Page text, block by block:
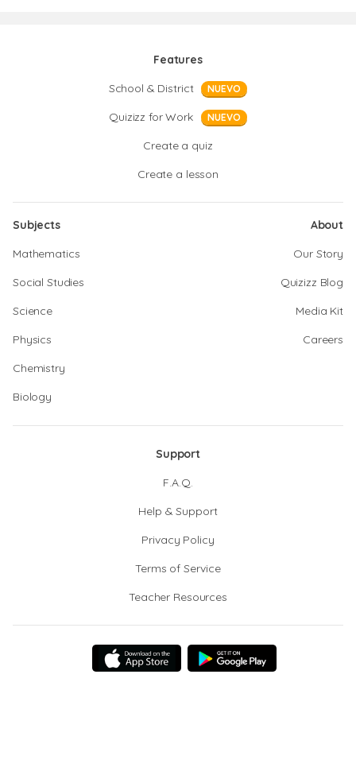
Features
School & District
NUEVO
Quizizz for Work NUEVO
Create a quiz
Create a lesson
Subjects
Mathematics
Social Studies
Science
Physics
Chemistry
Biology
About
Our Story
Quizizz Blog
Media Kit
Careers
Support
F.A.Q.
Help & Support
Privacy Policy
Terms of Service
Teacher Resources